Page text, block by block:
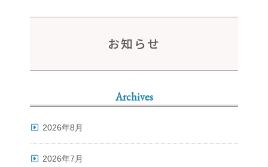
お知らせ
Archives
2026年8月
2026年7月